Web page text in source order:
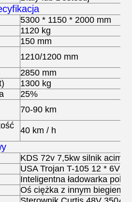
5300 * 1150 * 2000 mm
1120 kg
150 mm
1210/1200 mm
2850 mm
1300 kg
25%
70-90 km
40 km / h
KDS 72v 7,5kw silnik acim
USA Trojan T-105 12 * 6V
Inteligentna ładowarka
Oś ciężka z innym biegiem